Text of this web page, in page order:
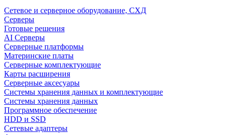
Сетевое и серверное оборудование, СХД
Cерверы
Готовые решения
AI Серверы
Серверные платформы
Материнские платы
Серверные комплектующие
Карты расширения
Серверные аксесуары
Системы хранения данных и комплектующие
Системы хранения данных
Программное обеспечение
HDD и SSD
Сетевые адаптеры